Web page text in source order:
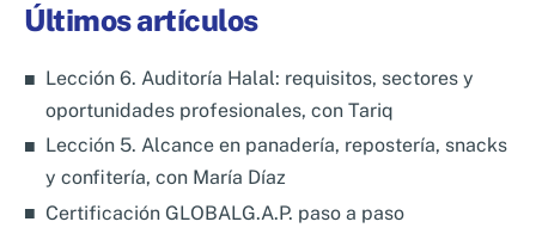
vacío.
Últimos artículos
Lección 6. Auditoría Halal: requisitos, sectores y
oportunidades profesionales, con Tariq
Lección 5. Alcance en panadería, repostería, snacks
y confitería, con María Díaz
Certificación GLOBALG.A.P. paso a paso